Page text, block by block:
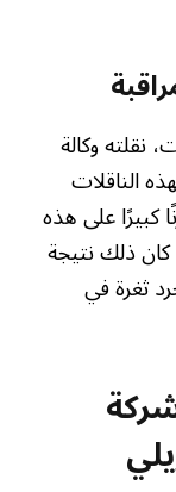
نقلته وكالة
الناقلات
كبيرًا على هذه
كان ذلك نتيجة
ثغرة في